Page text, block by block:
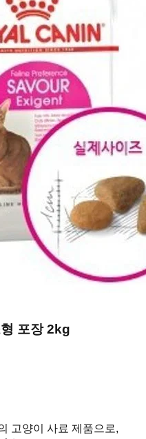
포장 2kg
고양이 사료 제품으로,